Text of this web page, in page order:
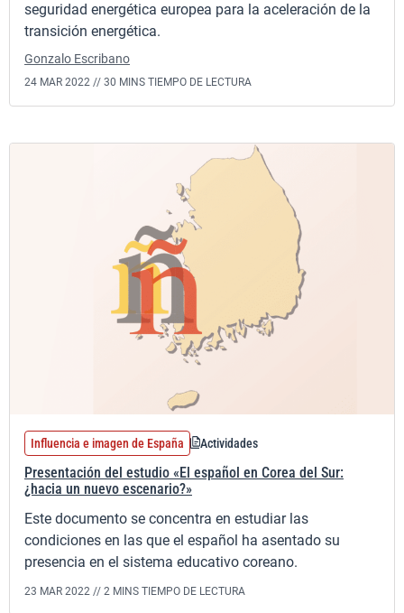
seguridad energética europea para la aceleración de la
transición energética.
Gonzalo Escribano
24 MAR 2022 // 30 MINS TIEMPO DE LECTURA
Influencia e imagen de España Actividades
Presentación del estudio «El español en Corea del Sur:
¿hacia un nuevo escenario?»
Este documento se concentra en estudiar las
condiciones en las que el español ha asentado su
presencia en el sistema educativo coreano.
23 MAR 2022 // 2 MINS TIEMPO DE LECTURA